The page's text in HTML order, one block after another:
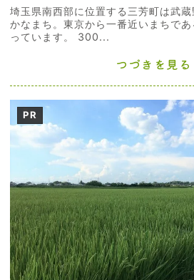
埼玉県南西部に位置する三芳町は武
かなまち。東京から一番近いまちで
っています。 300...
つづきを見る
PR